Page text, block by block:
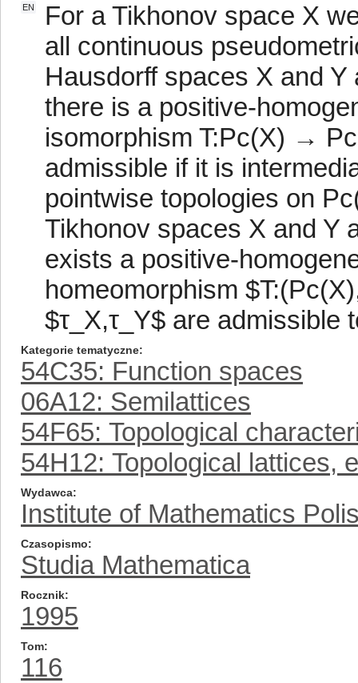
EN
For a Tikhonov space X
all continuous
Hausdorff spaces X and
there is a positive-
isomorphism T:Pc(X) →
admissible if it is
pointwise topologies on
Tikhonov spaces X and Y
exists a positive-
homeomorphism
$τ_X,τ_Y$ are
Kategorie tematyczne
54C35: Function spaces
06A12: Semilattices
54F65: Topological
54H12: Topological lattices,
Wydawca
Institute of Mathematics
Czasopismo
Studia Mathematica
Rocznik
1995
Tom
116